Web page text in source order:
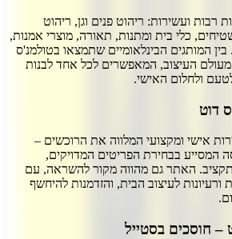
רבות ועשירות: ריהוט פנים וגן, ריהוט
כלי בית ומתנות, תאורה, מוצרי אמנות,
המותגים הבינלאומיים שתמצאו בטולמנ'ס
מעולם העיצוב, המאפשרים לכל אחד לבנות
ולחלום האישי.
דוט
אישי ומקצועי המלווה את הרוכשים –
המסייע בבחירת הפריטים המדויקים,
האתר גם מהווה מקור להשראה, עם
ורעיונות לעיצוב הבית, והזדמנות להיחשף
– חוסכים בסטייל